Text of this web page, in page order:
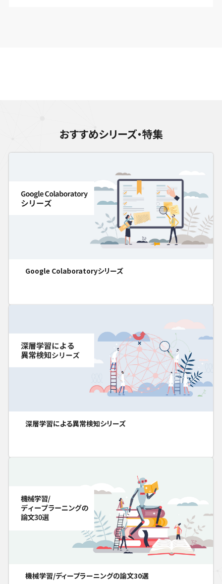
おすすめシリーズ・特集
Google Colaboratoryシリーズ
深層学習による異常検知シリーズ
機械学習/ディープラーニングの論文30選